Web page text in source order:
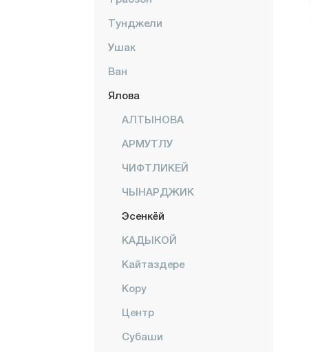
Тунджели
Ушак
Ван
Ялова
АЛТЫНОВА
АРМУТЛУ
ЧИФТЛИКЕЙ
ЧЫНАРДЖИК
Эсенкёй
КАДЫКОЙ
Кайтаздере
Кору
Центр
Субаши